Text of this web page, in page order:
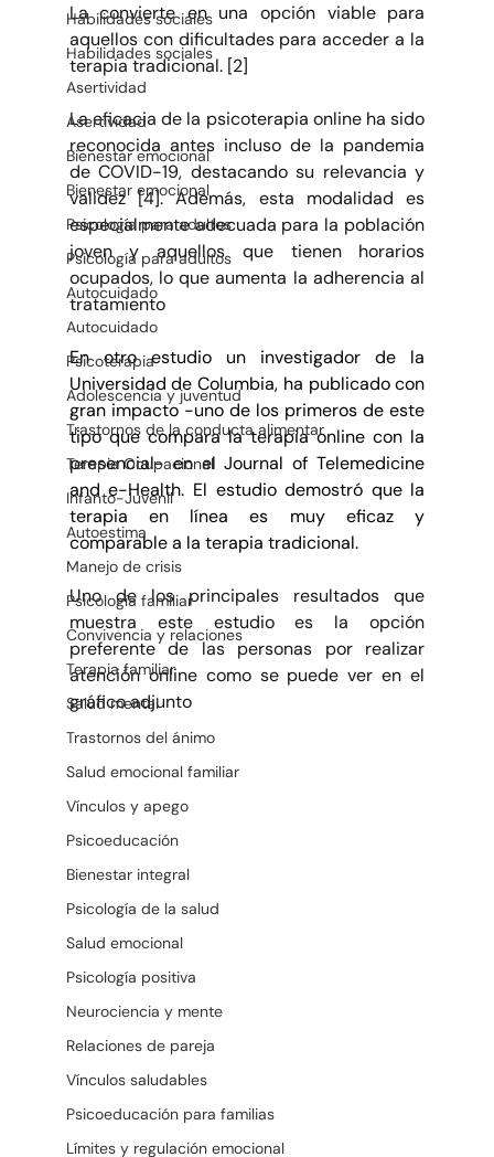
Habilidades sociales
Habilidades sociales
Asertividad
Asertividad
Bienestar emocional
Bienestar emocional
Psicología para adultos
Psicología para adultos
Autocuidado
Autocuidado
Psicoterapia
Adolescencia y juventud
Trastornos de la conducta alimentar
Terapia Ocupacional
Infanto-Juvenil
Autoestima
Manejo de crisis
Psicología familiar
Convivencia y relaciones
Terapia familiar
Salud mental
Trastornos del ánimo
Salud emocional familiar
Vínculos y apego
Psicoeducación
Bienestar integral
Psicología de la salud
Salud emocional
Psicología positiva
Neurociencia y mente
Relaciones de pareja
Vínculos saludables
Psicoeducación para familias
Límites y regulación emocional
La convierte en una opción viable para
aquellos con dificultades para acceder a la
terapia tradicional. [2]
La eficacia de la psicoterapia online ha sido
reconocida antes incluso de la pandemia
de COVID-19, destacando su relevancia y
validez [4]. Además, esta modalidad es
especialmente adecuada para la población
joven y aquellos que tienen horarios
ocupados, lo que aumenta la adherencia al
tratamiento
En otro estudio un investigador de la
Universidad de Columbia, ha publicado con
gran impacto -uno de los primeros de este
tipo que compara la terapia online con la
presencial- en el Journal of Telemedicine
and e-Health. El estudio demostró que la
terapia en línea es muy eficaz y
comparable a la terapia tradicional.
Uno de los principales resultados que
muestra este estudio es la opción
preferente de las personas por realizar
atención online como se puede ver en el
gráfico adjunto